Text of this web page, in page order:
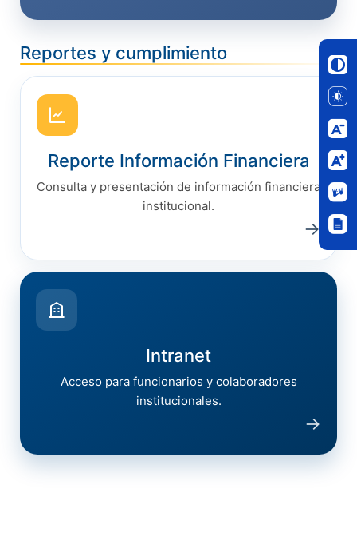
Reportes y cumplimiento
Reporte Información Financiera
Consulta y presentación de información financiera
institucional.
→
Intranet
Acceso para funcionarios y colaboradores
institucionales.
→